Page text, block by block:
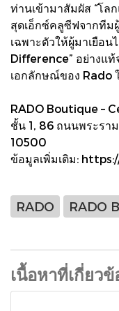
ท่านเข้ามาสัมผัส “โล
สุดเอ็กซ์คลูซีฟจากที
เฉพาะตัวให้ผู้มาเยือ
Difference” อย่างแ
เอกลักษณ์ของ Rado
RADO Boutique –
ชั้น 1, 86 ถนนพระรา
10500
ข้อมูลเพิ่มเติม:
RADO RADO
เนื้อหาที่เกี่ยวข้